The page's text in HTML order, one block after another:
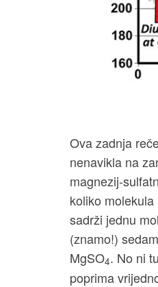
Ova zadnja
nenavikla na
magnezij-
koliko
sadrži jednu
(znamo!)
MgSO4. No ni
poprima